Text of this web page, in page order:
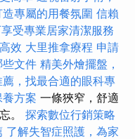
專屬的用餐氛圍 信賴
受專業居家清潔服務
效 大里推拿療程 申請
文件 精美外燴擺盤，
，找最合適的眼科專
方案 一條狹窄，舒適
。 探索數位行銷策略
了解失智症照護，為家